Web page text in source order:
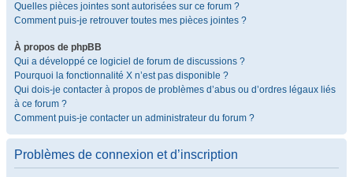
Quelles pièces jointes sont autorisées sur ce forum ?
Comment puis-je retrouver toutes mes pièces jointes ?
À propos de phpBB
Qui a développé ce logiciel de forum de discussions ?
Pourquoi la fonctionnalité X n’est pas disponible ?
Qui dois-je contacter à propos de problèmes d’abus ou d’ordres légaux liés
à ce forum ?
Comment puis-je contacter un administrateur du forum ?
Problèmes de connexion et d’inscription